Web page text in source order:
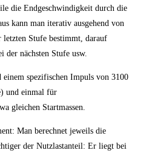
die Endgeschwindigkeit durch die
kann man iterativ ausgehend von
letzten Stufe bestimmt, darauf
der nächsten Stufe usw.
spezifischen Impuls von 3100
und einmal für
gleichen Startmassen.
Man berechnet jeweils die
der Nutzlastanteil: Er liegt bei